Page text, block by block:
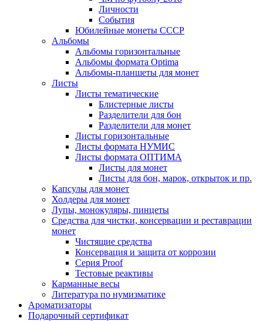
Личности
События
Юбилейные монеты СССР
Альбомы
Альбомы горизонтальные
Альбомы формата Optima
Альбомы-планшеты для монет
Листы
Листы тематические
Блистерные листы
Разделители для бон
Разделители для монет
Листы горизонтальные
Листы формата НУМИС
Листы формата ОПТИМА
Листы для монет
Листы для бон, марок, открыток и пр.
Капсулы для монет
Холдеры для монет
Лупы, монокуляры, пинцеты
Средства для чистки, консервации и реставрации
монет
Чистящие средства
Консервация и защита от коррозии
Серия Proof
Тестовые реактивы
Карманные весы
Литература по нумизматике
Ароматизаторы
Подарочный сертификат